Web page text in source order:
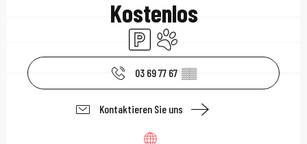
Kostenlos
ParkplatzTiere erlaubt
03 69 77 67 ▒▒
Kontaktieren Sie uns